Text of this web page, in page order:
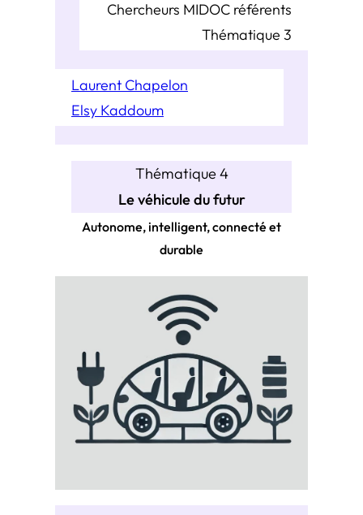
Chercheurs MIDOC référents
Thématique 3
Laurent Chapelon
Elsy Kaddoum
Thématique 4
Le véhicule du futur
Autonome, intelligent, connecté et
durable